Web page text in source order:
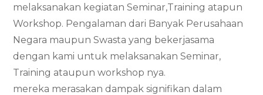
melaksanakan kegiatan Seminar,Training atapun
Workshop. Pengalaman dari Banyak Perusahaan
Negara maupun Swasta yang bekerjasama
dengan kami untuk melaksanakan Seminar,
Training ataupun workshop nya.
mereka merasakan dampak signifikan dalam